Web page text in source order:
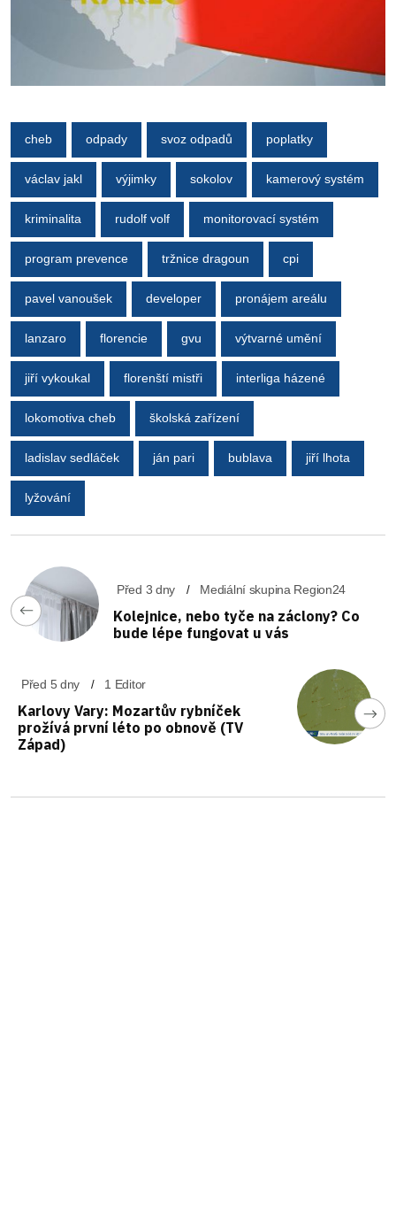
cheb odpady svoz odpadů poplatky
václav jakl výjimky sokolov kamerový systém
kriminalita rudolf volf monitorovací systém
program prevence tržnice dragoun cpi
pavel vanoušek developer pronájem areálu
lanzaro florencie gvu výtvarné umění
jiří vykoukal florenští mistři interliga házené
lokomotiva cheb školská zařízení
ladislav sedláček ján pari bublava jiří lhota
lyžování
Před 3 dny Mediální skupina Region24
Kolejnice, nebo tyče na záclony? Co
bude lépe fungovat u vás
Před 5 dny 1 Editor
Karlovy Vary: Mozartův rybníček
prožívá první léto po obnově (TV
Západ)